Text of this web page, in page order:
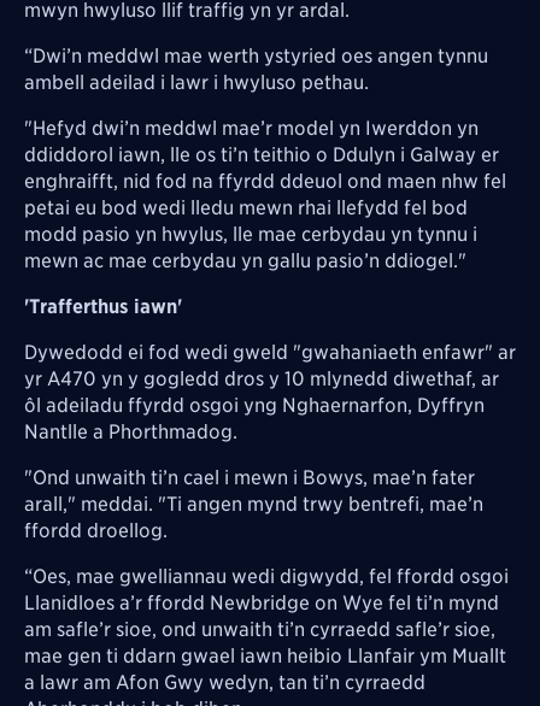
mwyn hwyluso llif traffig yn yr ardal.
“Dwi’n meddwl mae werth ystyried oes angen tynnu
ambell adeilad i lawr i hwyluso pethau.
"Hefyd dwi’n meddwl mae’r model yn Iwerddon yn
ddiddorol iawn, lle os ti’n teithio o Ddulyn i Galway er
enghraifft, nid fod na ffyrdd ddeuol ond maen nhw fel
petai eu bod wedi lledu mewn rhai llefydd fel bod
modd pasio yn hwylus, lle mae cerbydau yn tynnu i
mewn ac mae cerbydau yn gallu pasio’n ddiogel."
'Trafferthus iawn'
Dywedodd ei fod wedi gweld "gwahaniaeth enfawr" ar
yr A470 yn y gogledd dros y 10 mlynedd diwethaf, ar
ôl adeiladu ffyrdd osgoi yng Nghaernarfon, Dyffryn
Nantlle a Phorthmadog.
"Ond unwaith ti’n cael i mewn i Bowys, mae’n fater
arall," meddai. "Ti angen mynd trwy bentrefi, mae’n
ffordd droellog.
“Oes, mae gwelliannau wedi digwydd, fel ffordd osgoi
Llanidloes a’r ffordd Newbridge on Wye fel ti’n mynd
am safle’r sioe, ond unwaith ti’n cyrraedd safle’r sioe,
mae gen ti ddarn gwael iawn heibio Llanfair ym Muallt
a lawr am Afon Gwy wedyn, tan ti’n cyrraedd